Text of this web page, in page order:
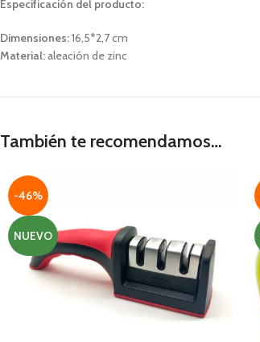
Especificación del producto:
Dimensiones:16,5*2,7 cm
Material: aleación de zinc
También te recomendamos…
-46%
NUEVO